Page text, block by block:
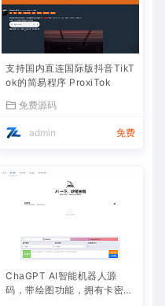
支持国内直连国际版抖音TikT
ok的简易程序 ProxiTok
免费源码
admin 免费
ChaGPT AI智能机器人源
码，带绘图功能，拥有卡密功